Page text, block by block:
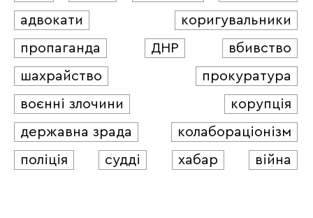
адвокати
коригувальники
пропаганда
ДНР
вбивство
шахрайство
прокуратура
воєнні злочини
корупція
державна зрада
колабораціонізм
поліція
судді хабар війна